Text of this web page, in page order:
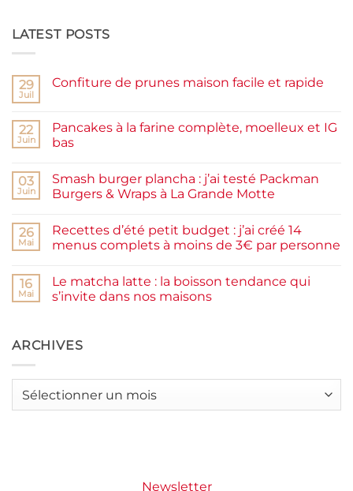
LATEST POSTS
29
Juil
Confiture de prunes maison facile et rapide
Confiture
de
prunes
et
rapide
22
Juin
Pancakes à la farine complète, moelleux et IG
bas
sur
Pancakes
à
complète,
moelleux
et
03
Juin
Smash burger plancha : j’ai testé Packman
Burgers & Wraps à La Grande Motte
sur
Smash
burger
testé
Packman
Burgers &
Grande
Motte
26
Mai
Recettes d’été petit budget : j’ai créé 14
menus complets à moins de 3€ par personne
sur
Recettes
d’été
j’ai
créé
à
16
Mai
Le matcha latte : la boisson tendance qui
s’invite dans nos maisons
Le
matcha
boisson
ARCHIVES
Archives
Newsletter